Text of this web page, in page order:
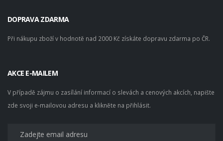
DOPRAVA ZDARMA
Při nákupu zboží v hodnotě nad 2000 Kč získáte dopravu zdarma po ČR.
AKCE E-MAILEM
V případě zájmu o zasílání informací o slevách a cenových akcích, napište
zde svoji e-mailovou adresu a klikněte na přihlásit.